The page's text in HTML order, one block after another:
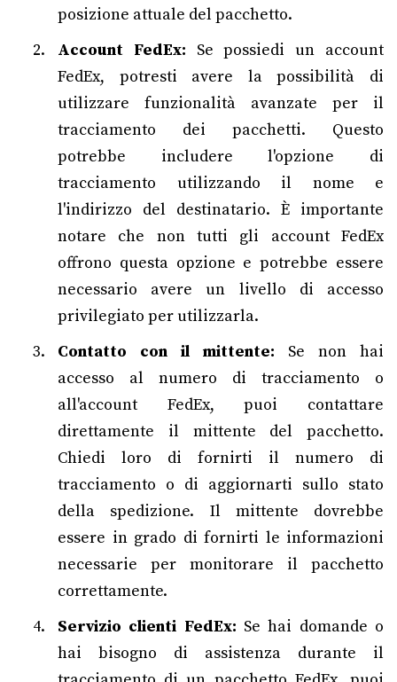
posizione attuale del pacchetto.
Account FedEx: Se possiedi un account
FedEx, potresti avere la possibilità di
utilizzare funzionalità avanzate per il
tracciamento dei pacchetti. Questo
potrebbe includere l'opzione di
tracciamento utilizzando il nome e
l'indirizzo del destinatario. È importante
notare che non tutti gli account FedEx
offrono questa opzione e potrebbe essere
necessario avere un livello di accesso
privilegiato per utilizzarla.
Contatto con il mittente: Se non hai
accesso al numero di tracciamento o
all'account FedEx, puoi contattare
direttamente il mittente del pacchetto.
Chiedi loro di fornirti il numero di
tracciamento o di aggiornarti sullo stato
della spedizione. Il mittente dovrebbe
essere in grado di fornirti le informazioni
necessarie per monitorare il pacchetto
correttamente.
Servizio clienti FedEx: Se hai domande o
hai bisogno di assistenza durante il